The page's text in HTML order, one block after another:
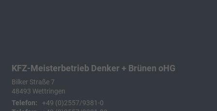
KFZ-Meisterbetrieb Denker + Brünen oHG
Bilker Straße 7
48493 Wettringen
Telefon:
+49 (0)2557/9381-0